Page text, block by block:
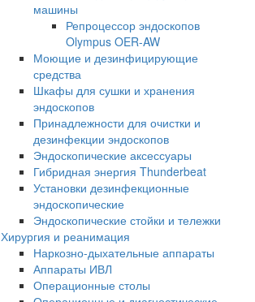
машины
Репроцессор эндоскопов
Olympus OER-AW
Моющие и дезинфицирующие
средства
Шкафы для сушки и хранения
эндоскопов
Принадлежности для очистки и
дезинфекции эндоскопов
Эндоскопические аксессуары
Гибридная энергия Thunderbeat
Установки дезинфекционные
эндоскопические
Эндоскопические стойки и тележки
Хирургия и реанимация
Наркозно-дыхательные аппараты
Аппараты ИВЛ
Операционные столы